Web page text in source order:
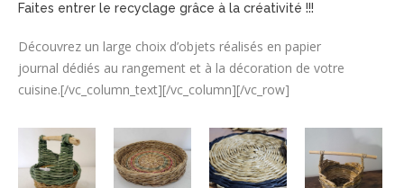
Faites entrer le recyclage grâce à la créativité !!!
Découvrez un large choix d’objets réalisés en papier
journal dédiés au rangement et à la décoration de votre
cuisine.[/vc_column_text][/vc_column][/vc_row]